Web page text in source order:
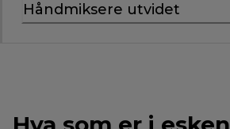
Håndmiksere utvidet